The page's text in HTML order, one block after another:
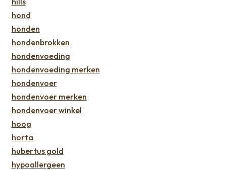
hond
honden
hondenbrokken
hondenvoeding
hondenvoeding merken
hondenvoer
hondenvoer merken
hondenvoer winkel
hoog
horta
hubertus gold
hypoallergeen